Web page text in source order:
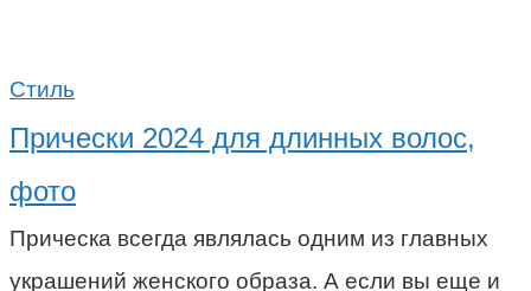
Стиль
Прически 2024 для длинных волос,
фото
Прическа всегда являлась одним из главных
украшений женского образа. А если вы еще и